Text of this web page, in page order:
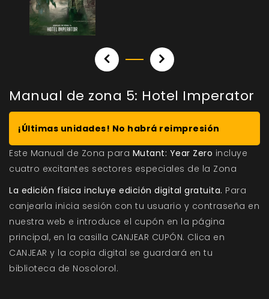
Manual de zona 5: Hotel Imperator
¡Últimas unidades! No habrá reimpresión
Este Manual de Zona para Mutant: Year Zero incluye
cuatro excitantes sectores especiales de la Zona
La edición física incluye edición digital gratuita. Para
canjearla inicia sesión con tu usuario y contraseña en
nuestra web e introduce el cupón en la página
principal, en la casilla CANJEAR CUPÓN. Clica en
CANJEAR y la copia digital se guardará en tu
biblioteca de Nosolorol.